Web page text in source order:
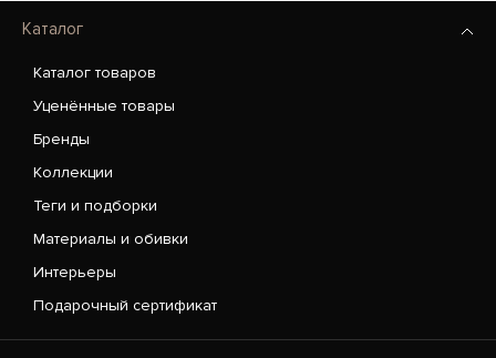
Каталог
Каталог товаров
Уценённые товары
Бренды
Коллекции
Теги и подборки
Материалы и обивки
Интерьеры
Подарочный сертификат